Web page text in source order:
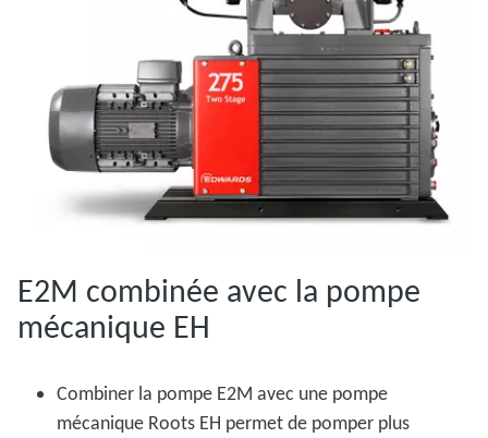
E2M combinée avec la pompe
mécanique EH
Combiner la pompe E2M avec une pompe
mécanique Roots EH permet de pomper plus